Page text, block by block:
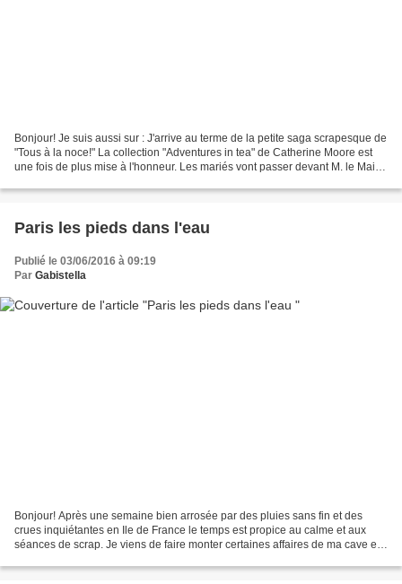
Bonjour! Je suis aussi sur : J'arrive au terme de la petite saga scrapesque de
"Tous à la noce!" La collection "Adventures in tea" de Catherine Moore est
une fois de plus mise à l'honneur. Les mariés vont passer devant M. le Maire
Paris les pieds dans l'eau
Publié le 03/06/2016 à 09:19
Par Gabistella
Bonjour! Après une semaine bien arrosée par des pluies sans fin et des
crues inquiétantes en Ile de France le temps est propice au calme et aux
séances de scrap. Je viens de faire monter certaines affaires de ma cave en